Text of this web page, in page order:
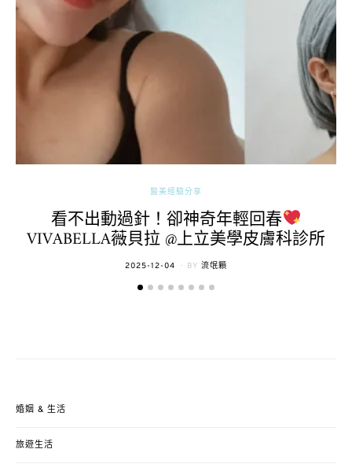
醫美經驗分享
看不出動過針！卻神奇年輕回春
VIVABELLA薇貝拉 @上立美學皮膚科診所
POSTED
2025-12-04 BY 流氓顆
婚姻 & 生活
旅遊生活